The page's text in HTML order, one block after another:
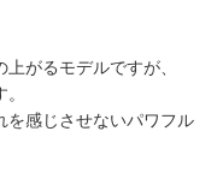
がるモデルですが、
を感じさせないパワフル